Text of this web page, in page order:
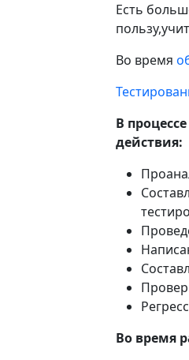
Есть
Во время
В
действия:
Во время